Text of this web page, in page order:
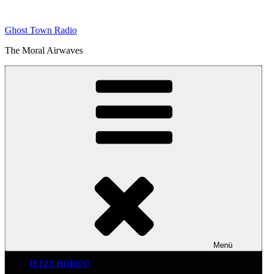
springen
Ghost Town Radio
The Moral Airwaves
Menü
JETZT HÖREN!